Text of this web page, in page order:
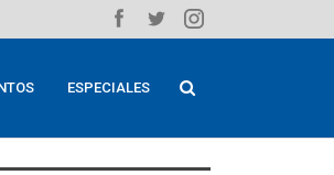
ESPECIALES